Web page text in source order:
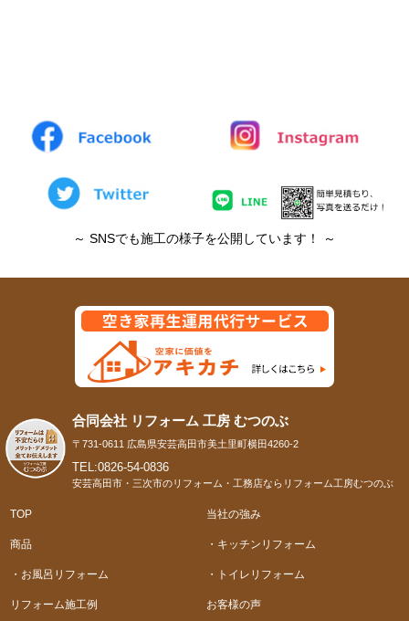
～ SNSでも施工の様子を公開しています！ ～
合同会社 リフォーム 工房 むつのぶ
〒731-0611 広島県安芸高田市美土里町横田4260-2
TEL:0826-54-0836
安芸高田市・三次市のリフォーム・工務店ならリフォーム工房むつのぶ
TOP 当社の強み
商品 ・キッチンリフォーム
・お風呂リフォーム ・トイレリフォーム
リフォーム施工例 お客様の声